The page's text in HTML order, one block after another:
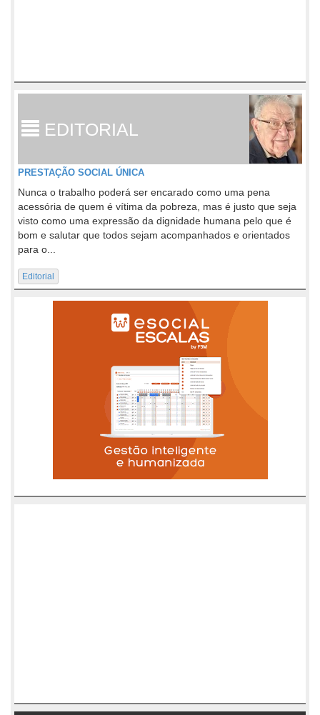
EDITORIAL
PRESTAÇÃO SOCIAL ÚNICA
Nunca o trabalho poderá ser encarado como uma pena
acessória de quem é vítima da pobreza, mas é justo que seja
visto como uma expressão da dignidade humana pelo que é
bom e salutar que todos sejam acompanhados e orientados
para o...
Editorial